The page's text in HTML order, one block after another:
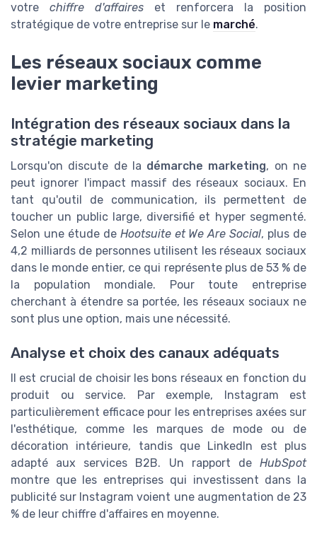
votre chiffre d'affaires et renforcera la position
stratégique de votre entreprise sur le marché.
Les réseaux sociaux comme
levier marketing
Intégration des réseaux sociaux dans la
stratégie marketing
Lorsqu'on discute de la démarche marketing, on ne
peut ignorer l'impact massif des réseaux sociaux. En
tant qu'outil de communication, ils permettent de
toucher un public large, diversifié et hyper segmenté.
Selon une étude de Hootsuite et We Are Social, plus de
4,2 milliards de personnes utilisent les réseaux sociaux
dans le monde entier, ce qui représente plus de 53 % de
la population mondiale. Pour toute entreprise
cherchant à étendre sa portée, les réseaux sociaux ne
sont plus une option, mais une nécessité.
Analyse et choix des canaux adéquats
Il est crucial de choisir les bons réseaux en fonction du
produit ou service. Par exemple, Instagram est
particulièrement efficace pour les entreprises axées sur
l'esthétique, comme les marques de mode ou de
décoration intérieure, tandis que LinkedIn est plus
adapté aux services B2B. Un rapport de HubSpot
montre que les entreprises qui investissent dans la
publicité sur Instagram voient une augmentation de 23
% de leur chiffre d'affaires en moyenne.